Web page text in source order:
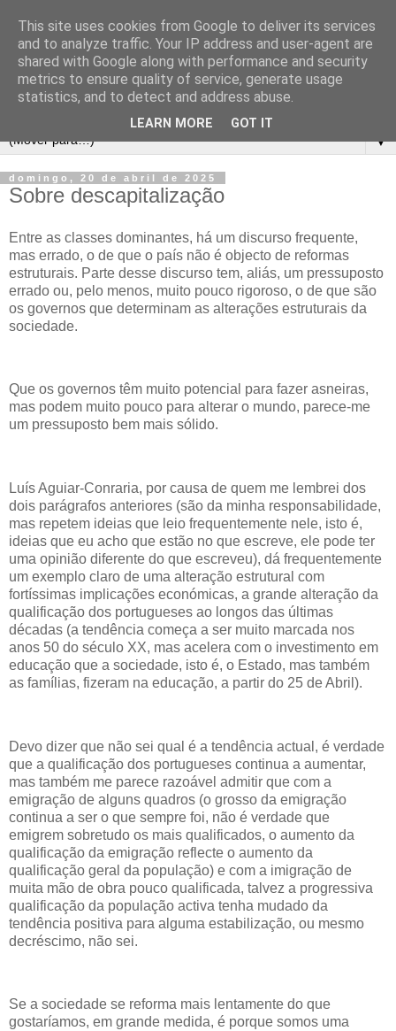
▼
domingo, 20 de abril de 2025
Sobre descapitalização
Entre as classes dominantes, há um discurso frequente,
mas errado, o de que o país não é objecto de reformas
estruturais. Parte desse discurso tem, aliás, um pressuposto
errado ou, pelo menos, muito pouco rigoroso, o de que são
os governos que determinam as alterações estruturais da
sociedade.
Que os governos têm muito potencial para fazer asneiras,
mas podem muito pouco para alterar o mundo, parece-me
um pressuposto bem mais sólido.
Luís Aguiar-Conraria, por causa de quem me lembrei dos
dois parágrafos anteriores (são da minha responsabilidade,
mas repetem ideias que leio frequentemente nele, isto é,
ideias que eu acho que estão no que escreve, ele pode ter
uma opinião diferente do que escreveu), dá frequentemente
um exemplo claro de uma alteração estrutural com
fortíssimas implicações económicas, a grande alteração da
qualificação dos portugueses ao longos das últimas
décadas (a tendência começa a ser muito marcada nos
anos 50 do século XX, mas acelera com o investimento em
educação que a sociedade, isto é, o Estado, mas também
as famílias, fizeram na educação, a partir do 25 de Abril).
Devo dizer que não sei qual é a tendência actual, é verdade
que a qualificação dos portugueses continua a aumentar,
mas também me parece razoável admitir que com a
emigração de alguns quadros (o grosso da emigração
continua a ser o que sempre foi, não é verdade que
emigrem sobretudo os mais qualificados, o aumento da
qualificação da emigração reflecte o aumento da
qualificação geral da população) e com a imigração de
muita mão de obra pouco qualificada, talvez a progressiva
qualificação da população activa tenha mudado da
tendência positiva para alguma estabilização, ou mesmo
decréscimo, não sei.
Se a sociedade se reforma mais lentamente do que
gostaríamos, em grande medida, é porque somos uma
This site uses cookies from Google to deliver its services
and to analyze traffic. Your IP address and user-agent are
shared with Google along with performance and security
metrics to ensure quality of service, generate usage
statistics, and to detect and address abuse.
LEARN MORE GOT IT